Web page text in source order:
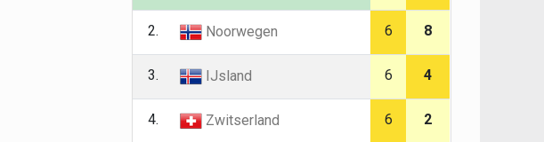
2. Noorwegen 6 8
3. IJsland 6 4
4. Zwitserland 6 2